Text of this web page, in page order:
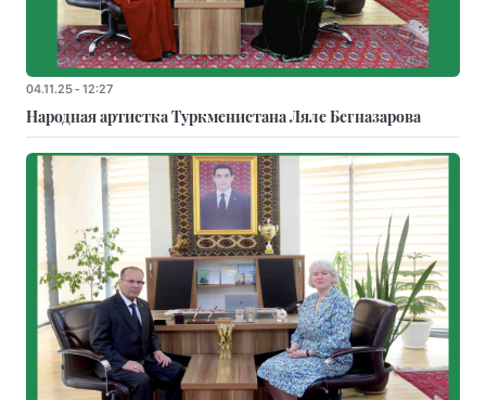
04.11.25 - 12:27
Народная артистка Туркменистана Ляле Бегназарова